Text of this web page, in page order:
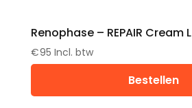
Renophase – REPAIR Cream L
€95 Incl. btw
Bestellen